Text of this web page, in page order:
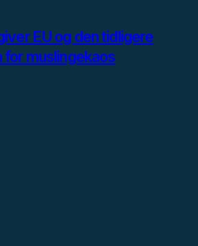
EU og den tidligere
muslingekaos